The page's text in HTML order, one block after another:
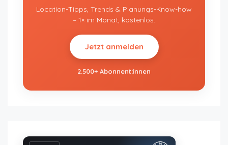
Location-Tipps, Trends & Planungs-Know-how
– 1× im Monat, kostenlos.
Jetzt anmelden
2.500+ Abonnent:innen